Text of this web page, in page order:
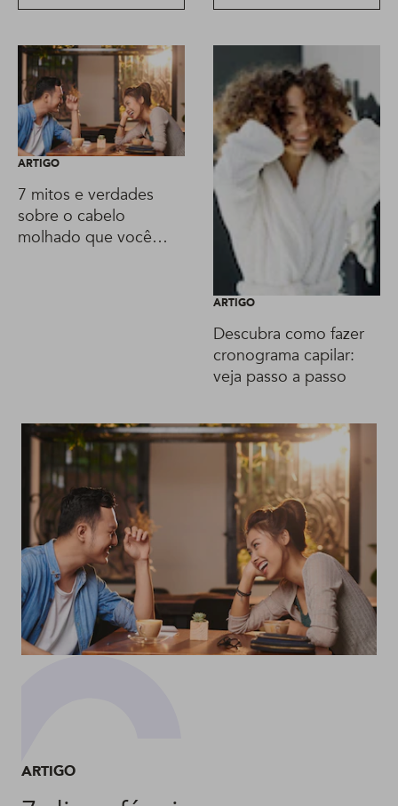
ARTIGO
7 mitos e verdades
sobre o cabelo
molhado que você
ARTIGO
Descubra como fazer
cronograma capilar:
veja passo a passo
ARTIGO